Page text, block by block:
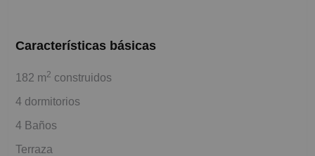
Características básicas
182 m2 construidos
4 dormitorios
4 Baños
Terraza